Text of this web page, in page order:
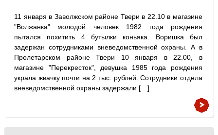
11 января в Заволжском районе Твери в 22.10 в магазине
"Волжанка" молодой человек 1982 года рождения
пытался похитить 4 бутылки коньяка. Воришка был
задержан сотрудниками вневедомственной охраны. А в
Пролетарском районе Твери 10 января в 22.00, в
магазине "Перекресток", девушка 1985 года рождения
украла жвачку почти на 2 тыс. рублей. Сотрудники отдела
вневедомственной охраны задержали […]